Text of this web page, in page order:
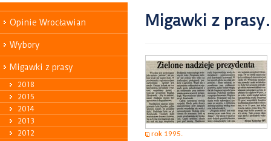
Opinie Wrocławian
Wybory
Migawki z prasy
2018
2015
2014
2013
2012
Migawki z
rok 1995.